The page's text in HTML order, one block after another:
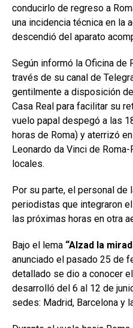
conducirlo de regreso a
una incidencia técnica en la
descendió del aparato
Según informó la Oficina de
través de su canal de
gentilmente a disposición
Casa Real para facilitar su
vuelo papal despegó a las
horas de Roma) y aterrizó
Leonardo da Vinci de
locales.
Por su parte, el personal de
periodistas que integraron
las próximas horas en otra
Bajo el lema “Alzad la
anunciado el pasado 25 de
detallado se dio a conocer
desarrolló del 6 al 12 de
sedes: Madrid, Barcelona y